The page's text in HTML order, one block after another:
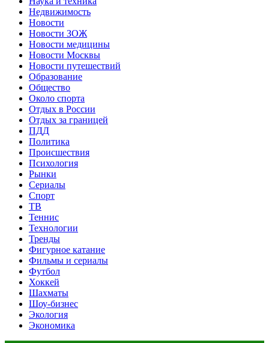
Недвижимость
Новости
Новости ЗОЖ
Новости медицины
Новости Москвы
Новости путешествий
Образование
Общество
Около спорта
Отдых в России
Отдых за границей
ПДД
Политика
Происшествия
Психология
Рынки
Сериалы
Спорт
ТВ
Теннис
Технологии
Тренды
Фигурное катание
Фильмы и сериалы
Футбол
Хоккей
Шахматы
Шоу-бизнес
Экология
Экономика